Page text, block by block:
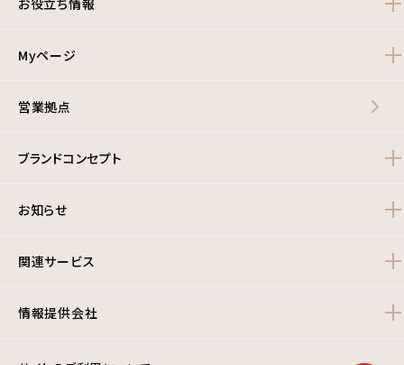
お役立ち情報
Myページ
営業拠点
ブランドコンセプト
お知らせ
関連サービス
情報提供会社